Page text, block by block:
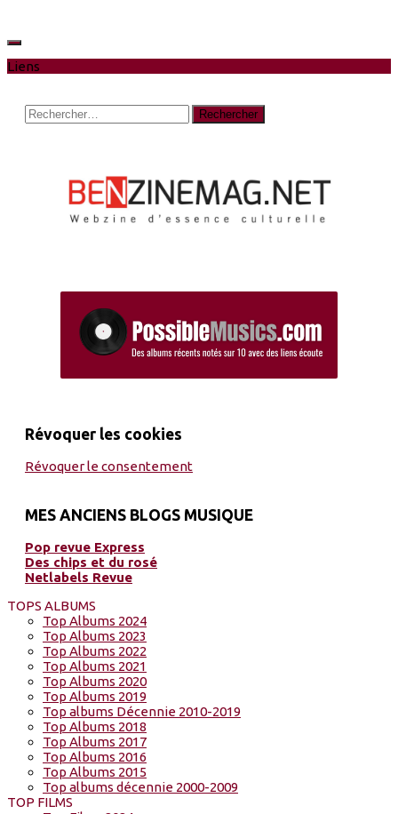
Liens
Rechercher :
Révoquer les cookies
Révoquer le consentement
MES ANCIENS BLOGS MUSIQUE
Pop revue Express
Des chips et du rosé
Netlabels Revue
TOPS ALBUMS
Top Albums 2024
Top Albums 2023
Top Albums 2022
Top Albums 2021
Top Albums 2020
Top Albums 2019
Top albums Décennie 2010-2019
Top Albums 2018
Top Albums 2017
Top Albums 2016
Top Albums 2015
Top albums décennie 2000-2009
TOP FILMS